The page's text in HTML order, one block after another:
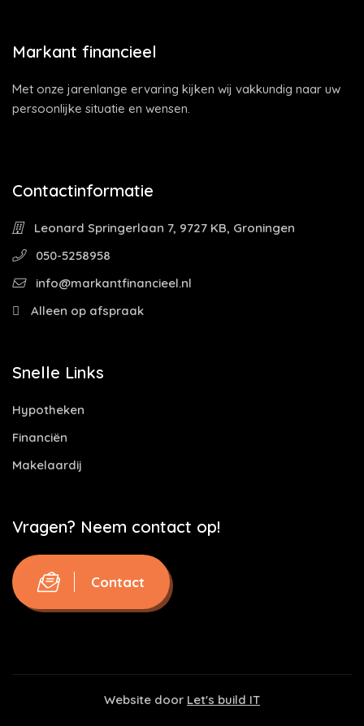
Markant financieel
Met onze jarenlange ervaring kijken wij vakkundig naar uw
persoonlijke situatie en wensen.
Contactinformatie
Leonard Springerlaan 7, 9727 KB, Groningen
050-5258958
info@markantfinancieel.nl
Alleen op afspraak
Snelle Links
Hypotheken
Financiën
Makelaardij
Vragen? Neem contact op!
Contact
Website door Let's build IT